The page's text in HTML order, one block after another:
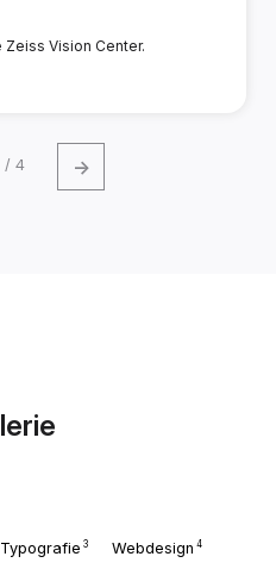
Vision Center.
/ 4 →
Typografie 3 Webdesign 4